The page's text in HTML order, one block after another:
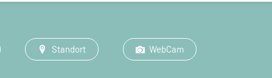
Standort WebCam